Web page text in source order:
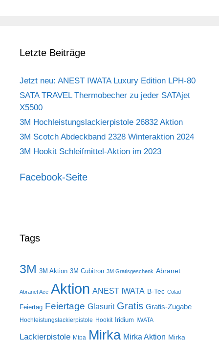
Letzte Beiträge
Jetzt neu: ANEST IWATA Luxury Edition LPH-80
SATA TRAVEL Thermobecher zu jeder SATAjet
X5500
3M Hochleistungslackierpistole 26832 Aktion
3M Scotch Abdeckband 2328 Winteraktion 2024
3M Hookit Schleifmittel-Aktion im 2023
Facebook-Seite
Tags
3M 3M Aktion 3M Cubitron 3M Gratisgeschenk Abranet
Abranet Ace Aktion ANEST IWATA B-Tec Colad
Feiertag Feiertage Glasurit Gratis Gratis-Zugabe
Hochleistungslackierpistole Hookit Iridium IWATA
Lackierpistole Mipa Mirka Mirka Aktion Mirka